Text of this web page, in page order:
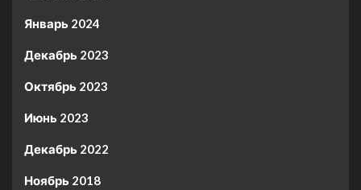
Январь 2024
Декабрь 2023
Октябрь 2023
Июнь 2023
Декабрь 2022
Ноябрь 2018